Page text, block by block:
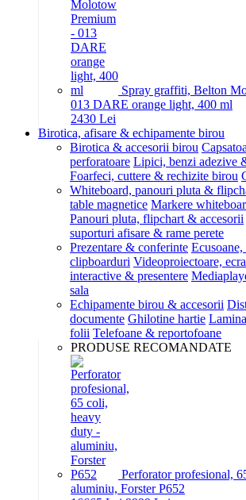
Spray graffiti, Belton
013 DARE orange light, 400 ml
2430 Lei
Birotica, afisare & echipamente birou
Birotica & accesorii birou
perforatoare Lipici, benzi adezive
Foarfeci, cuttere & rechizite birou
Whiteboard, panouri pluta &
table magnetice Markere
Panouri pluta, flipchart & accesorii
suporturi afisare & rame perete
Prezentare & conferinte
clipboarduri Videoproiectoare,
interactive & presentere
sala
Echipamente birou & accesorii
documente Ghilotine hartie
folii Telefoane & reportofoane
PRODUSE RECOMANDATE
Perforator profesional,
aluminiu, Forster P652